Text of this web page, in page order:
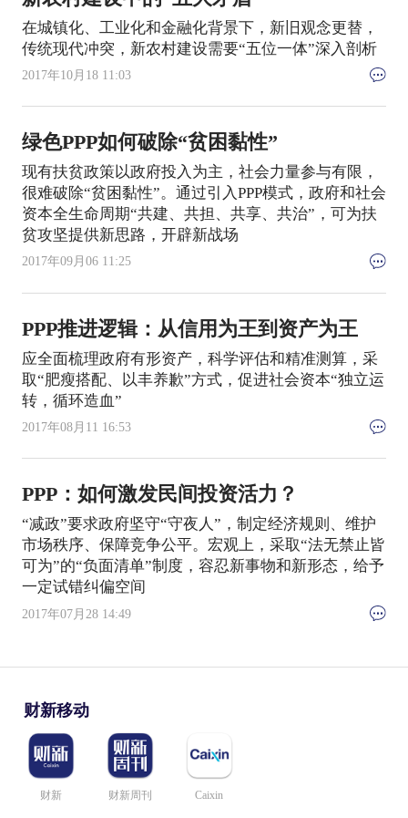
在城镇化、工业化和金融化背景下，新旧观念更替，
传统现代冲突，新农村建设需要“五位一体”深入剖析
2017年10月18 11:03
绿色PPP如何破除“贫困黏性”
现有扶贫政策以政府投入为主，社会力量参与有限，
很难破除“贫困黏性”。通过引入PPP模式，政府和社会
资本全生命周期“共建、共担、共享、共治”，可为扶
贫攻坚提供新思路，开辟新战场
2017年09月06 11:25
PPP推进逻辑：从信用为王到资产为王
应全面梳理政府有形资产，科学评估和精准测算，采
取“肥瘦搭配、以丰养歉”方式，促进社会资本“独立运
转，循环造血”
2017年08月11 16:53
PPP：如何激发民间投资活力？
“减政”要求政府坚守“守夜人”，制定经济规则、维护
市场秩序、保障竞争公平。宏观上，采取“法无禁止皆
可为”的“负面清单”制度，容忍新事物和新形态，给予
一定试错纠偏空间
2017年07月28 14:49
财新移动
财新 财新周刊 Caixin